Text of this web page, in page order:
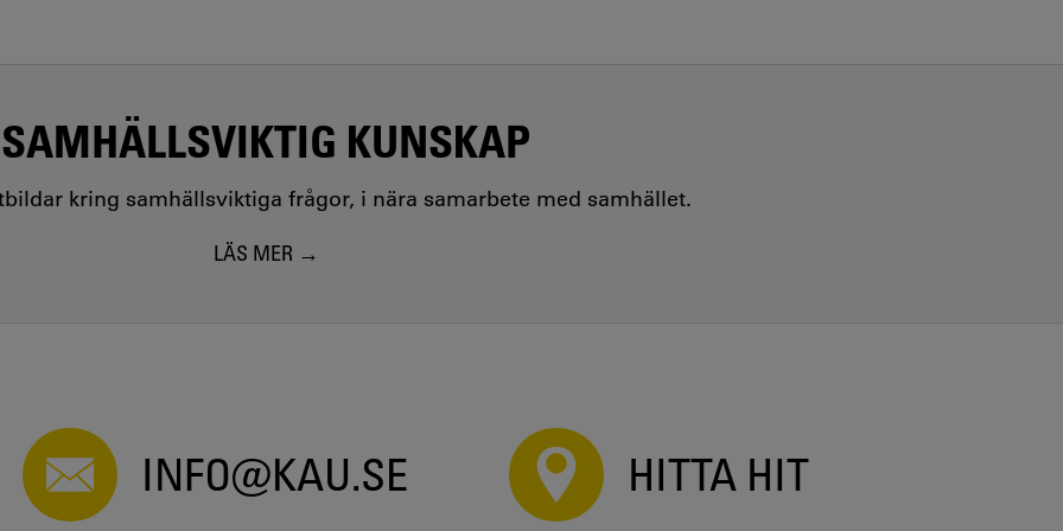
Pettersson - 2025
Läsebok för folkskolan i det sena 1800- och
c. 1600-1900 - Edited by Patricia Fumerton, Pavel
Kläder, ekonomi och politik i Virestads socken
of journeys between orality and literacy?
SAMHÄLLSVIKTIG KUNSKAP
kring samhällsviktiga frågor, i nära samarbete med samhället.
LÄS MER
INFO@KAU.SE HITTA HIT